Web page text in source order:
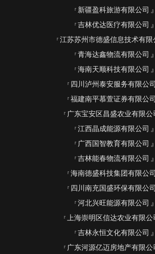
新疆盈科旅游有限公司
吉林优达医疗有限公司
江苏苏州市德盛信息技术有限
青海达鑫物流有限公司
海南天顺科技有限公司
四川泸州泰安服务有限公司
福建南平慕萱证券有限公司
广东宝安区昌盛农业有限公
江西晶成能源有限公司
广西国智教育有限公司
吉林能春物流有限公司
海南德盛科技集团有限公司
四川南充国盛环保有限公司
河北兴旺能源有限公司
上海崇明区信达农业有限公
吉林永恒文化有限公司
广东河源亿迈房地产有限公